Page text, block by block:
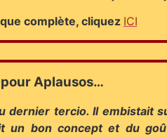
complète, cliquez ICI
Aplausos…
tercio. Il embistait
un bon concept et du